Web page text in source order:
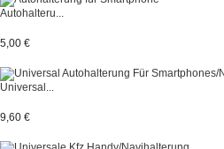
Autohalteru...
5,00 €
Universal...
9,60 €